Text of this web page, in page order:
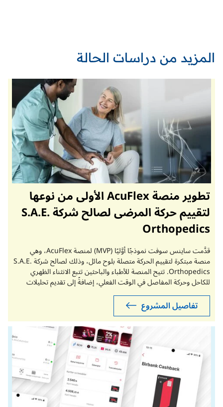
المزيد من دراسات الحالة
تطوير منصة AcuFlex الأولى من نوعها
لتقييم حركة المرضى لصالح شركة S.A.E.
Orthopedics
قدَّمت ساينس سوفت نموذجًا أوَّليًا (MVP) لمنصة AcuFlex، وهي
منصة مبتكرة لتقييم الحركة متصلة بلوح مائل، وذلك لصالح شركة S.A.E.
Orthopedics. تتيح المنصة للأطباء والباحثين تتبع الانثناء الظهري
للكاحل وحركة المفاصل في الوقت الفعلي، إضافةً إلى تقديم تحليلات
تاريخية لجلسات التمدد تحت إشراف الأطباء، عبر تطبيقات الجوال
والويب المخصصة للأطباء والباحثين.
تفاصيل المشروع